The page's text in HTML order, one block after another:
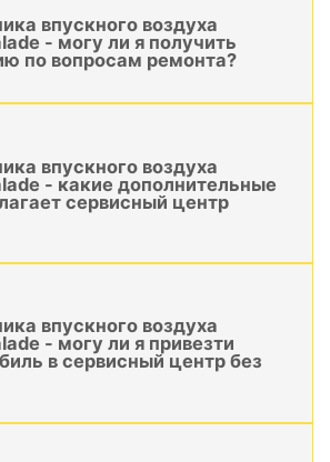
впускного воздуха
- могу ли я получить
по вопросам ремонта?
впускного воздуха
- какие дополнительные
сервисный центр
впускного воздуха
- могу ли я привезти
в сервисный центр без